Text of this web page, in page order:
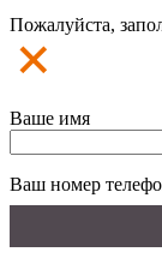
Пожалуйста,
Ваше имя
Ваш номер